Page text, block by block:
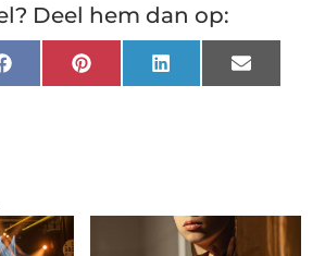
Deel hem dan op:
FacebookPinterestLinkedInEmail